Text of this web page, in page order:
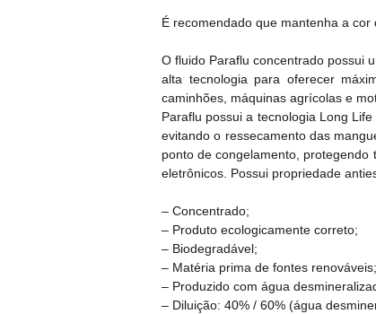
É recomendado que mantenha a
O fluido Paraflu concentrado possui
alta tecnologia para oferecer
caminhões, máquinas agrícolas e
Paraflu possui a tecnologia Long
evitando o ressecamento das
ponto de congelamento,
eletrônicos. Possui propriedade
– Concentrado;
– Produto ecologicamente correto;
– Biodegradável;
– Matéria prima de fontes renováveis;
– Produzido com água
– Diluição: 40% / 60% (água